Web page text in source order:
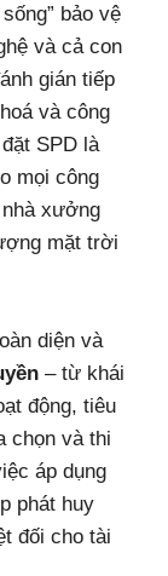
bảo vệ
và cả con
gián tiếp
và công
SPD là
mọi công
xưởng
mặt trời
diện và
– từ khái
động, tiêu
chọn và thi
áp dụng
phát huy
đối cho tài